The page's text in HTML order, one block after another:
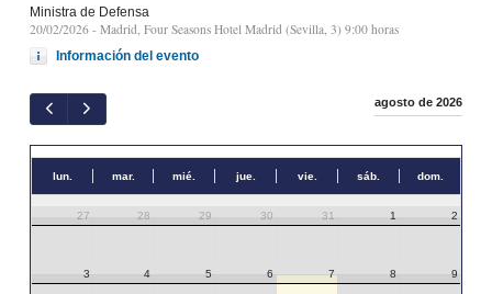
Ministra de Defensa
20/02/2026 - Madrid, Four Seasons Hotel Madrid (Sevilla, 3) 9:00 horas
Información del evento
agosto de 2026
lun. mar. mié. jue. vie. sáb. dom.
27 28 29 30 31 1 2
3 4 5 6 7 8 9